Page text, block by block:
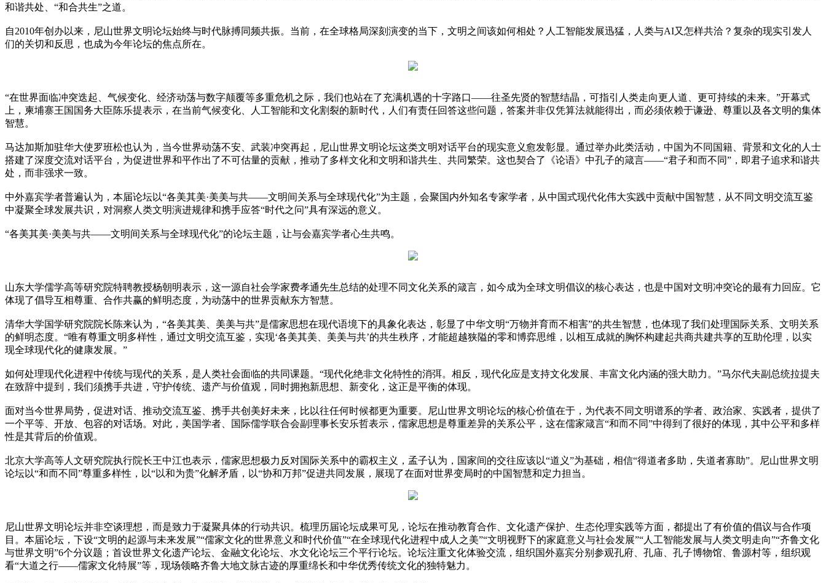
和谐共处、“和合共生”之道。
自2010年创办以来，尼山世界文明论坛始终与时代脉搏同频共振。当前，在全球格局深刻演变的当下，文明之间该如何相处？人工智能发展迅猛，人类与AI又怎样共洽？复杂的现实引发人
们的关切和反思，也成为今年论坛的焦点所在。
“在世界面临冲突迭起、气候变化、经济动荡与数字颠覆等多重危机之际，我们也站在了充满机遇的十字路口——往圣先贤的智慧结晶，可指引人类走向更人道、更可持续的未来。”开幕式
上，柬埔寨王国国务大臣陈乐提表示，在当前气候变化、人工智能和文化割裂的新时代，人们有责任回答这些问题，答案并非仅凭算法就能得出，而必须依赖于谦逊、尊重以及各文明的集体
智慧。
马达加斯加驻华大使罗班松也认为，当今世界动荡不安、武装冲突再起，尼山世界文明论坛这类文明对话平台的现实意义愈发彰显。通过举办此类活动，中国为不同国籍、背景和文化的人士
搭建了深度交流对话平台，为促进世界和平作出了不可估量的贡献，推动了多样文化和文明和谐共生、共同繁荣。这也契合了《论语》中孔子的箴言——“君子和而不同”，即君子追求和谐共
处，而非强求一致。
中外嘉宾学者普遍认为，本届论坛以“各美其美·美美与共——文明间关系与全球现代化”为主题，会聚国内外知名专家学者，从中国式现代化伟大实践中贡献中国智慧，从不同文明交流互鉴
中凝聚全球发展共识，对洞察人类文明演进规律和携手应答“时代之问”具有深远的意义。
“各美其美·美美与共——文明间关系与全球现代化”的论坛主题，让与会嘉宾学者心生共鸣。
山东大学儒学高等研究院特聘教授杨朝明表示，这一源自社会学家费孝通先生总结的处理不同文化关系的箴言，如今成为全球文明倡议的核心表达，也是中国对文明冲突论的最有力回应。它
体现了倡导互相尊重、合作共赢的鲜明态度，为动荡中的世界贡献东方智慧。
清华大学国学研究院院长陈来认为，“各美其美、美美与共”是儒家思想在现代语境下的具象化表达，彰显了中华文明“万物并育而不相害”的共生智慧，也体现了我们处理国际关系、文明关系
的鲜明态度。“唯有尊重文明多样性，通过文明交流互鉴，实现‘各美其美、美美与共’的共生秩序，才能超越狭隘的零和博弈思维，以相互成就的胸怀构建起共商共建共享的互助伦理，以实
现全球现代化的健康发展。”
如何处理现代化进程中传统与现代的关系，是人类社会面临的共同课题。“现代化绝非文化特性的消弭。相反，现代化应是支持文化发展、丰富文化内涵的强大助力。”马尔代夫副总统拉提夫
在致辞中提到，我们须携手共进，守护传统、遗产与价值观，同时拥抱新思想、新变化，这正是平衡的体现。
面对当今世界局势，促进对话、推动交流互鉴、携手共创美好未来，比以往任何时候都更为重要。尼山世界文明论坛的核心价值在于，为代表不同文明谱系的学者、政治家、实践者，提供了
一个平等、开放、包容的对话场。对此，美国学者、国际儒学联合会副理事长安乐哲表示，儒家思想是尊重差异的关系公平，这在儒家箴言“和而不同”中得到了很好的体现，其中公平和多样
性是其背后的价值观。
北京大学高等人文研究院执行院长王中江也表示，儒家思想极力反对国际关系中的霸权主义，孟子认为，国家间的交往应该以“道义”为基础，相信“得道者多助，失道者寡助”。尼山世界文明
论坛以“和而不同”尊重多样性，以“以和为贵”化解矛盾，以“协和万邦”促进共同发展，展现了在面对世界变局时的中国智慧和定力担当。
尼山世界文明论坛并非空谈理想，而是致力于凝聚具体的行动共识。梳理历届论坛成果可见，论坛在推动教育合作、文化遗产保护、生态伦理实践等方面，都提出了有价值的倡议与合作项
目。本届论坛，下设“文明的起源与未来发展”“儒家文化的世界意义和时代价值”“在全球现代化进程中成人之美”“文明视野下的家庭意义与社会发展”“人工智能发展与人类文明走向”“齐鲁文化
与世界文明”6个分议题；首设世界文化遗产论坛、金融文化论坛、水文化论坛三个平行论坛。论坛注重文化体验交流，组织国外嘉宾分别参观孔府、孔庙、孔子博物馆、鲁源村等，组织观
看“大道之行——儒家文化特展”等，现场领略齐鲁大地文脉古迹的厚重绵长和中华优秀传统文化的独特魅力。